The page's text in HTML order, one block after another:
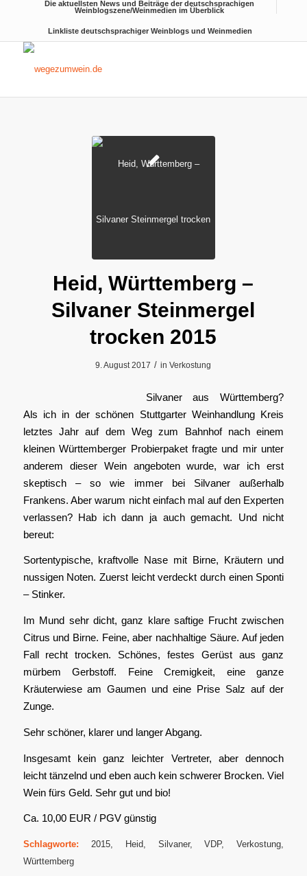
Die aktuellsten News und Beiträge der deutschsprachigen
Weinblogszene/Weinmedien im Überblick
Linkliste deutschsprachiger Weinblogs und Weinmedien
Heid, Württemberg –
Silvaner Steinmergel
trocken 2015
9. August 2017 / inVerkostung
Silvaner aus Württemberg?
Als ich in der schönen Stuttgarter Weinhandlung Kreis
letztes Jahr auf dem Weg zum Bahnhof nach einem
kleinen Württemberger Probierpaket fragte und mir unter
anderem dieser Wein angeboten wurde, war ich erst
skeptisch – so wie immer bei Silvaner außerhalb
Frankens. Aber warum nicht einfach mal auf den Experten
verlassen? Hab ich dann ja auch gemacht. Und nicht
bereut:
Sortentypische, kraftvolle Nase mit Birne, Kräutern und
nussigen Noten. Zuerst leicht verdeckt durch einen Sponti
– Stinker.
Im Mund sehr dicht, ganz klare saftige Frucht zwischen
Citrus und Birne. Feine, aber nachhaltige Säure. Auf jeden
Fall recht trocken. Schönes, festes Gerüst aus ganz
mürbem Gerbstoff. Feine Cremigkeit, eine ganze
Kräuterwiese am Gaumen und eine Prise Salz auf der
Zunge.
Sehr schöner, klarer und langer Abgang.
Insgesamt kein ganz leichter Vertreter, aber dennoch
leicht tänzelnd und eben auch kein schwerer Brocken. Viel
Wein fürs Geld. Sehr gut und bio!
Ca. 10,00 EUR / PGV günstig
Schlagworte: 2015, Heid Silvaner,VDP,Verkostung
Württemberg